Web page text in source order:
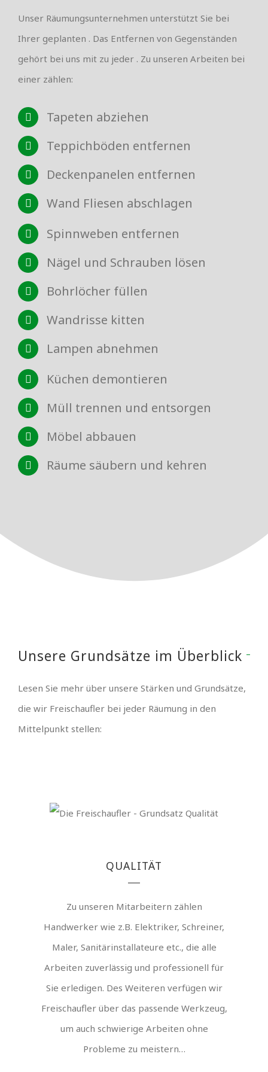
Unser Räumungsunternehmen unterstützt Sie bei
Ihrer geplanten . Das Entfernen von Gegenständen
gehört bei uns mit zu jeder . Zu unseren Arbeiten bei
einer zählen:
Tapeten abziehen
Teppichböden entfernen
Deckenpanelen entfernen
Wand Fliesen abschlagen
Spinnweben entfernen
Nägel und Schrauben lösen
Bohrlöcher füllen
Wandrisse kitten
Lampen abnehmen
Küchen demontieren
Müll trennen und entsorgen
Möbel abbauen
Räume säubern und kehren
Unsere Grundsätze im Überblick
Lesen Sie mehr über unsere Stärken und Grundsätze,
die wir Freischaufler bei jeder Räumung in den
Mittelpunkt stellen:
QUALITÄT
Zu unseren Mitarbeitern zählen
Handwerker wie z.B. Elektriker, Schreiner,
Maler, Sanitärinstallateure etc., die alle
Arbeiten zuverlässig und professionell für
Sie erledigen. Des Weiteren verfügen wir
Freischaufler über das passende Werkzeug,
um auch schwierige Arbeiten ohne
Probleme zu meistern…